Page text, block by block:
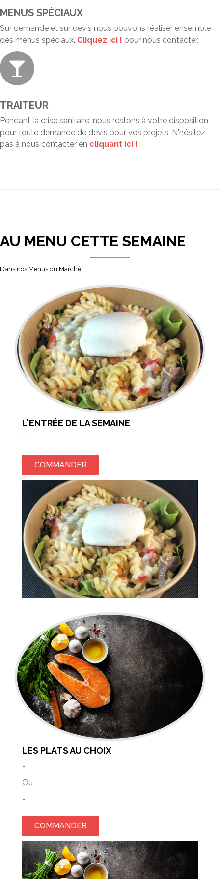
MENUS SPÉCIAUX
Sur demande et sur devis nous pouvons réaliser ensemble
des menus spéciaux. Cliquez ici ! pour nous contacter.
TRAITEUR
Pendant la crise sanitaire, nous restons à votre disposition
pour toute demande de devis pour vos projets. N'hésitez
pas à nous contacter en cliquant ici !
AU MENU CETTE SEMAINE
Dans nos Menus du Marché.
L'ENTRÉE DE LA SEMAINE
-
COMMANDER
LES PLATS AU CHOIX
-
Ou
-
COMMANDER